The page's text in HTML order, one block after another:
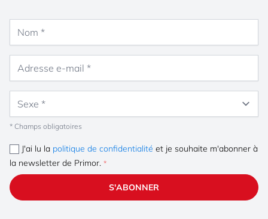
* Champs obligatoires
J'ai lu la politique de confidentialité et je souhaite m'abonner à
la newsletter de Primor.
S'ABONNER